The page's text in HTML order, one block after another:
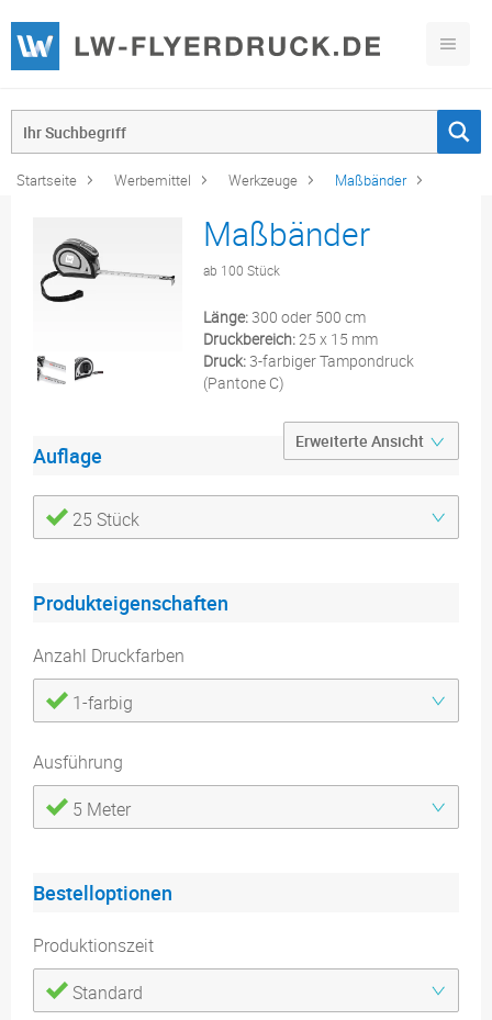
Startseite Werbemittel Werkzeuge Maßbänder
Maßbänder
ab 100 Stück
Länge:300 oder 500 cm
Druckbereich:25 x 15 mm
Druck:3-farbiger Tampondruck
(Pantone C)
Auflage
25 Stück
Produkteigenschaften
Anzahl Druckfarben
1-farbig
Ausführung
5 Meter
Bestelloptionen
Produktionszeit
Standard